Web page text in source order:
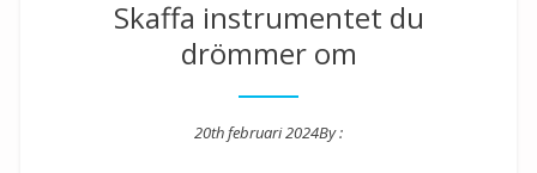
Skaffa instrumentet du
drömmer om
20th februari 2024By :